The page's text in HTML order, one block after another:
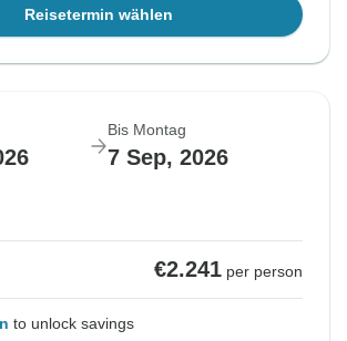
Reisetermin wählen
Bis Montag
7 Sep, 2026
€2.241 per person
to unlock savings